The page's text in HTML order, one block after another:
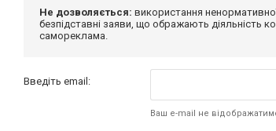
Не дозволяється: використання
безпідставні заяви, що ображають діяльність
самореклама.
Введіть email:
Ваш e-mail не